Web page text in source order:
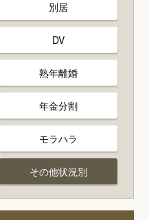
別居
DV
熟年離婚
年金分割
モラハラ
その他状況別